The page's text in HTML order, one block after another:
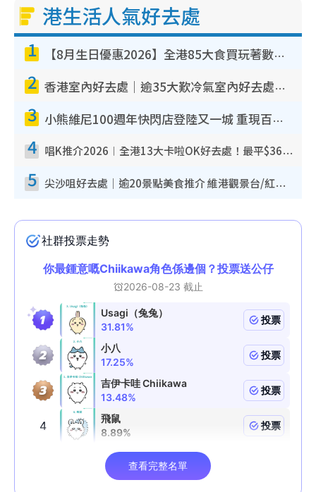
港生活人氣好去處
1 【8月生日優惠2026】全港85大食買玩著數攻略 自助餐/火鍋放題同行免費＋誠品/DONKI送現金券
2 香港室內好去處｜逾35大歎冷氣室內好去處推介 室內活動免費避雨無懼落雨
3 小熊維尼100週年快閃店登陸又一城 重現百畝森林經典場景／獨家限定盲盒登場／專屬DIY香水
4 唱K推介2026︱全港13大卡啦OK好去處！最平$36起 日文K都有！(附地址+收費詳情)
5 尖沙咀好去處｜逾20景點美食推介 維港觀景台/紅磚古蹟/九龍公園/室內遊樂場